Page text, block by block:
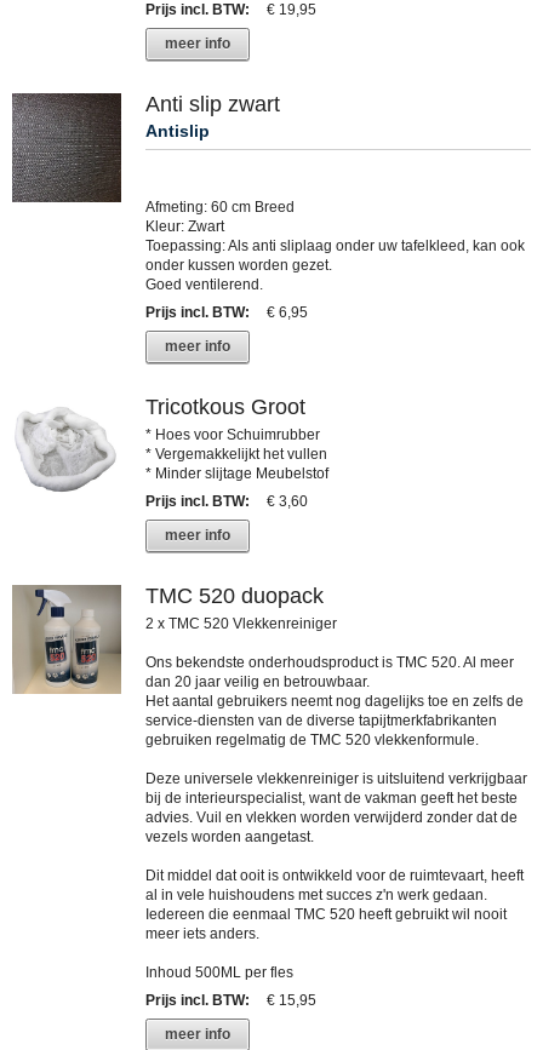
Prijs incl. BTW:
€ 19,95
meer info
Anti slip zwart
Antislip
Afmeting: 60 cm Breed
Kleur: Zwart
Toepassing: Als anti sliplaag onder uw tafelkleed, kan ook
onder kussen worden gezet.
Goed ventilerend.
Prijs incl. BTW:
€ 6,95
meer info
Tricotkous Groot
* Hoes voor Schuimrubber
* Vergemakkelijkt het vullen
* Minder slijtage Meubelstof
Prijs incl. BTW:
€ 3,60
meer info
TMC 520 duopack
2 x TMC 520 Vlekkenreiniger
Ons bekendste onderhoudsproduct is TMC 520. Al meer
dan 20 jaar veilig en betrouwbaar.
Het aantal gebruikers neemt nog dagelijks toe en zelfs de
service-diensten van de diverse tapijtmerkfabrikanten
gebruiken regelmatig de TMC 520 vlekkenformule.
Deze universele vlekkenreiniger is uitsluitend verkrijgbaar
bij de interieurspecialist, want de vakman geeft het beste
advies. Vuil en vlekken worden verwijderd zonder dat de
vezels worden aangetast.
Dit middel dat ooit is ontwikkeld voor de ruimtevaart, heeft
al in vele huishoudens met succes z'n werk gedaan.
Iedereen die eenmaal TMC 520 heeft gebruikt wil nooit
meer iets anders.
Inhoud 500ML per fles
Prijs incl. BTW:
€ 15,95
meer info